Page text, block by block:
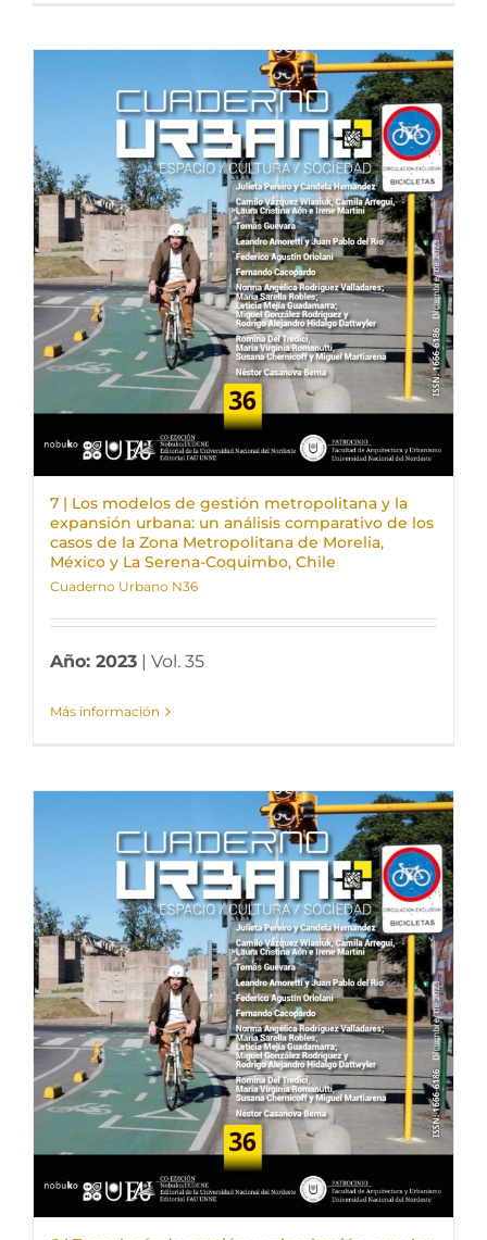
7 | Los modelos de gestión metropolitana y la
expansión urbana: un análisis comparativo de los
casos de la Zona Metropolitana de Morelia,
México y La Serena-Coquimbo, Chile
Cuaderno Urbano N36
Año: 2023 | Vol. 35
Más información